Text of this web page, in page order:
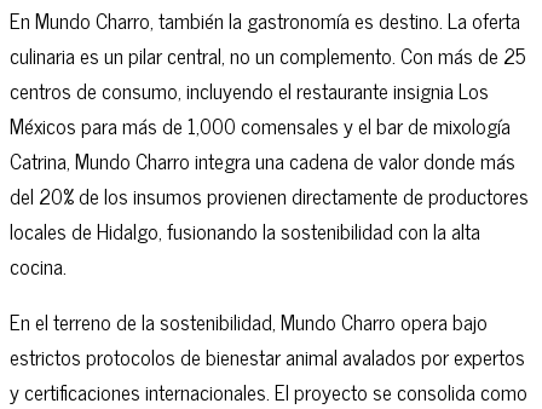
En Mundo Charro, también la gastronomía es destino. La oferta
culinaria es un pilar central, no un complemento. Con más de 25
centros de consumo, incluyendo el restaurante insignia Los
Méxicos para más de 1,000 comensales y el bar de mixología
Catrina, Mundo Charro integra una cadena de valor donde más
del 20% de los insumos provienen directamente de productores
locales de Hidalgo, fusionando la sostenibilidad con la alta
cocina.
En el terreno de la sostenibilidad, Mundo Charro opera bajo
estrictos protocolos de bienestar animal avalados por expertos
y certificaciones internacionales. El proyecto se consolida como